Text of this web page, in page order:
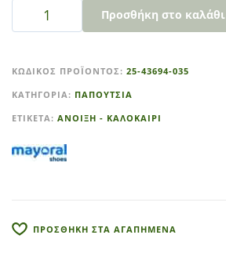
Προσθήκη στο καλάθι
t
e
r
a
e
ΚΩΔΙΚΌΣ ΠΡΟΪΌΝΤΟΣ: 25-43694-035
ΚΑΤΗΓΟΡΊΑ: ΠΑΠΟΥΤΣΙΑ
ΕΤΙΚΈΤΑ: ΑΝΟΙΞΗ - ΚΑΛΟΚΑΙΡΙ
ΠΡΟΣΘΗΚΗ ΣΤΑ ΑΓΑΠΗΜΕΝΑ